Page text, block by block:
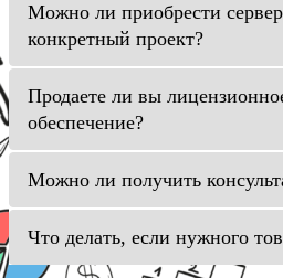
Можно ли приобрести
конкретный проект?
Продаете ли вы
обеспечение?
Можно ли получить
Что делать, если нужного